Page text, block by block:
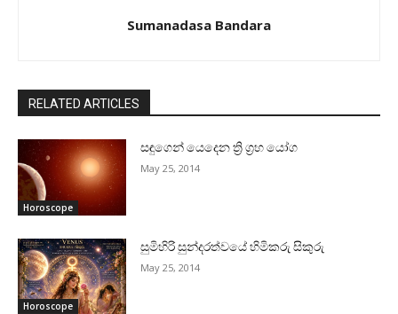
Sumanadasa Bandara
RELATED ARTICLES
Horoscope
සඳුගෙන් යෙදෙන ත්‍රි ග්‍රහ යෝග
May 25, 2014
Horoscope
සුමිහිරි සුන්දරත්වයේ හිමිකරු සිකුරු
May 25, 2014